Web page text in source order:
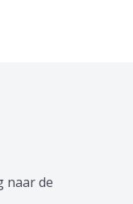
naar de